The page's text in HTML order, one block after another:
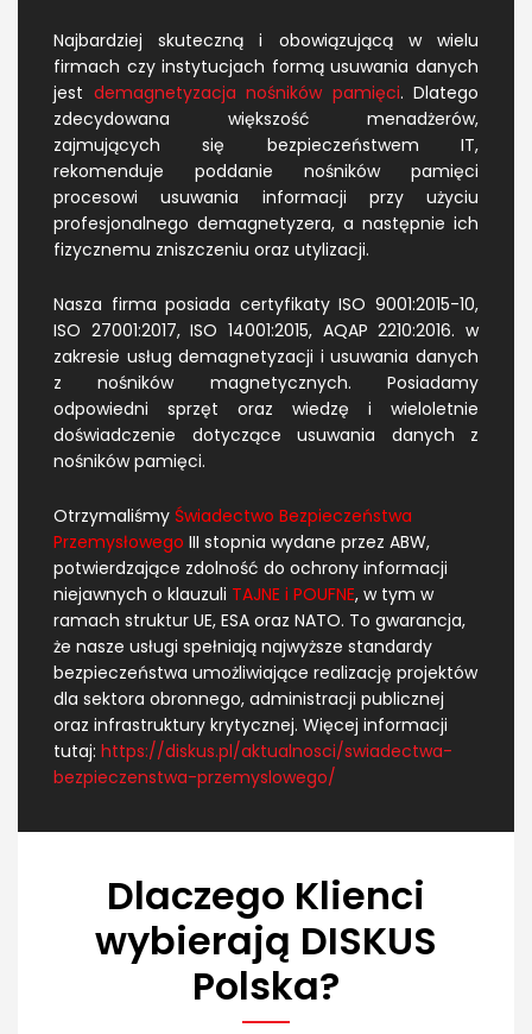
Najbardziej skuteczną i obowiązującą w wielu
firmach czy instytucjach formą usuwania danych
jest demagnetyzacja nośników pamięci. Dlatego
zdecydowana większość menadżerów,
zajmujących się bezpieczeństwem IT,
rekomenduje poddanie nośników pamięci
procesowi usuwania informacji przy użyciu
profesjonalnego demagnetyzera, a następnie ich
fizycznemu zniszczeniu oraz utylizacji.
Nasza firma posiada certyfikaty ISO 9001:2015-10,
ISO 27001:2017, ISO 14001:2015, AQAP 2210:2016. w
zakresie usług demagnetyzacji i usuwania danych
z nośników magnetycznych. Posiadamy
odpowiedni sprzęt oraz wiedzę i wieloletnie
doświadczenie dotyczące usuwania danych z
nośników pamięci.
Otrzymaliśmy Świadectwo Bezpieczeństwa
Przemysłowego III stopnia wydane przez ABW,
potwierdzające zdolność do ochrony informacji
niejawnych o klauzuli TAJNE i POUFNE, w tym w
ramach struktur UE, ESA oraz NATO. To gwarancja,
że nasze usługi spełniają najwyższe standardy
bezpieczeństwa umożliwiające realizację projektów
dla sektora obronnego, administracji publicznej
oraz infrastruktury krytycznej. Więcej informacji
tutaj: https://diskus.pl/aktualnosci/swiadectwa-
bezpieczenstwa-przemyslowego/
Dlaczego Klienci
wybierają DISKUS
Polska?